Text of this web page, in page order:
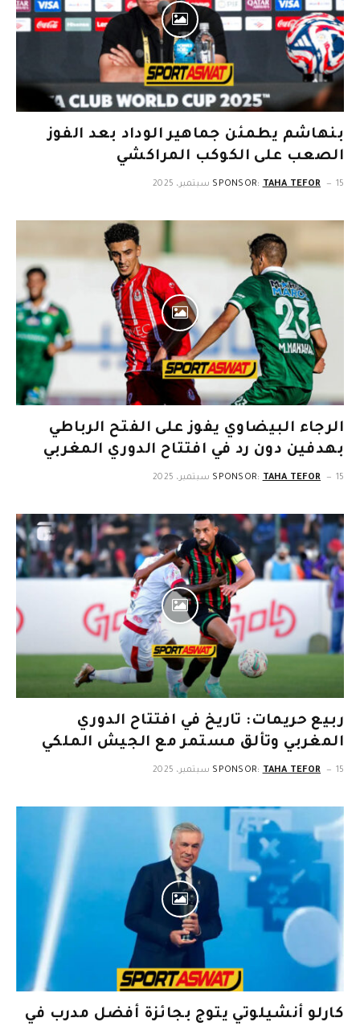
بنهاشم يطمئن جماهير الوداد بعد الفوز
الصعب على الكوكب المراكشي
SPONSOR: TAHA TEFOR 15 سبتمبر، 2025
الرجاء البيضاوي يفوز على الفتح الرباطي
بهدفين دون رد في افتتاح الدوري المغربي
SPONSOR: TAHA TEFOR 15 سبتمبر، 2025
ربيع حريمات: تاريخ في افتتاح الدوري
المغربي وتألق مستمر مع الجيش الملكي
SPONSOR: TAHA TEFOR 15 سبتمبر، 2025
كارلو أنشيلوتي يتوج بجائزة أفضل مدرب في